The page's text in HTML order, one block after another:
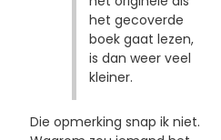
het gecoverde
boek gaat lezen,
is dan weer veel
kleiner.
Die opmerking snap ik niet.